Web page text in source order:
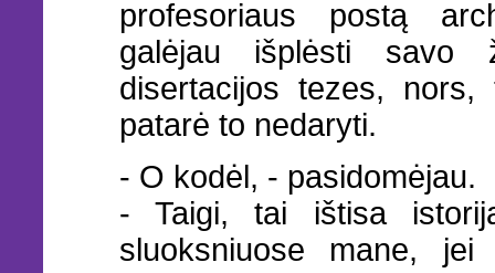
profesoriaus postą
galėjau išplėsti savo
disertacijos tezes,
patarė to nedaryti.
- O kodėl, - pasidomėjau.
- Taigi, tai ištisa
sluoksniuose mane,